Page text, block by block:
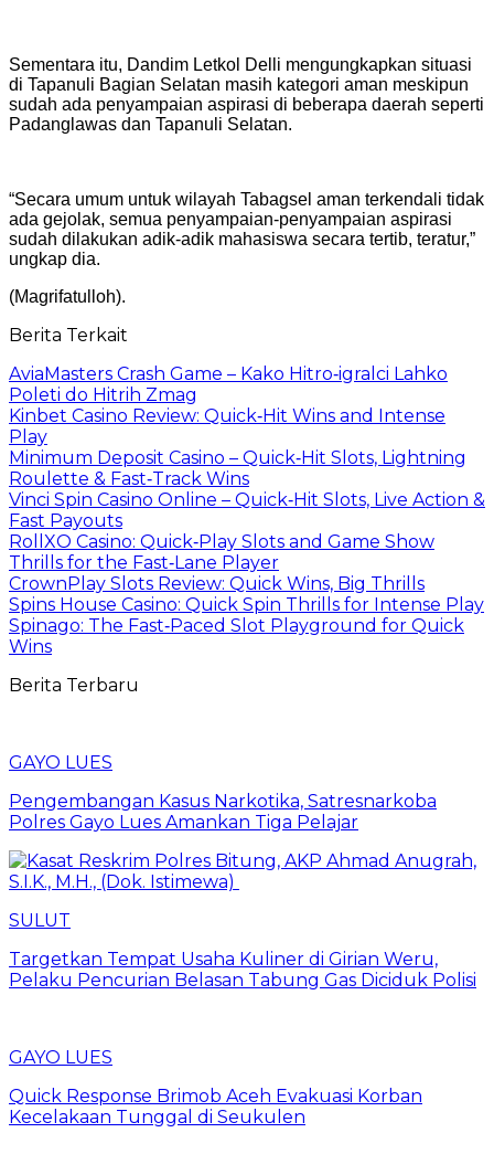
Sementara itu, Dandim Letkol Delli mengungkapkan situasi
di Tapanuli Bagian Selatan masih kategori aman meskipun
sudah ada penyampaian aspirasi di beberapa daerah seperti
Padanglawas dan Tapanuli Selatan.
“Secara umum untuk wilayah Tabagsel aman terkendali tidak
ada gejolak, semua penyampaian-penyampaian aspirasi
sudah dilakukan adik-adik mahasiswa secara tertib, teratur,”
ungkap dia.
(Magrifatulloh).
Berita Terkait
AviaMasters Crash Game – Kako Hitro‑igralci Lahko
Poleti do Hitrih Zmag
Kinbet Casino Review: Quick‑Hit Wins and Intense
Play
Minimum Deposit Casino – Quick‑Hit Slots, Lightning
Roulette & Fast‑Track Wins
Vinci Spin Casino Online – Quick‑Hit Slots, Live Action &
Fast Payouts
RollXO Casino: Quick‑Play Slots and Game Show
Thrills for the Fast‑Lane Player
CrownPlay Slots Review: Quick Wins, Big Thrills
Spins House Casino: Quick Spin Thrills for Intense Play
Spinago: The Fast‑Paced Slot Playground for Quick
Wins
Berita Terbaru
GAYO LUES
Pengembangan Kasus Narkotika, Satresnarkoba
Polres Gayo Lues Amankan Tiga Pelajar
SULUT
Targetkan Tempat Usaha Kuliner di Girian Weru,
Pelaku Pencurian Belasan Tabung Gas Diciduk Polisi
GAYO LUES
Quick Response Brimob Aceh Evakuasi Korban
Kecelakaan Tunggal di Seukulen